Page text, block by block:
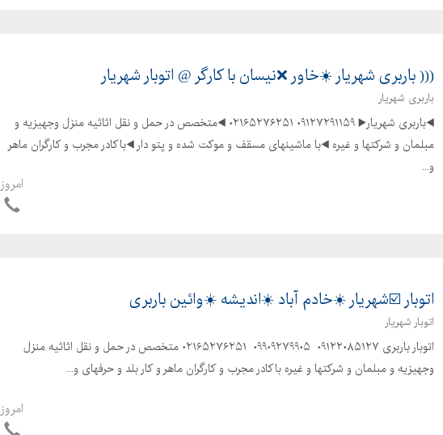
((( باربری شهریار ☀️خاور ❌نیسان با کارگر @ اتوبار شهریار
باربری شهریار
◀️باربری شهریار▶️ ️۰۹۱۲۷۲۹۱۱۵۹ ۰۲۱۶۵۲۷۶۲۵۱ ◀️متخصص در حمل و نقل اثاثیه منزل وجهیزیه و
مبلمان و شرکتها و غیره ◀️با ماشینهای مسقف و موکت شده و پتو دار ◀️باکادر مجرب و کارگران ماهر
و...
امروز
اتوبار ☑️شهریار ☀️خادم آباد ☀️اندیشه ☀️وائین باربری
اتوبار شهریار
️اتوبار باربری️ ۰۹۱۲۲۰۸۵۱۲۷ ️ ۰۹۹۰۹۲۷۹۹۰۵ ️ ۰۲۱۶۵۲۷۶۲۵۱ ️متخصص در حمل و نقل اثاثیه منزل
وجهیزیه و مبلمان و شرکتها و غیره ️باکادر مجرب و کارگران ماهر و کار بلد و حرفهای و...
امروز